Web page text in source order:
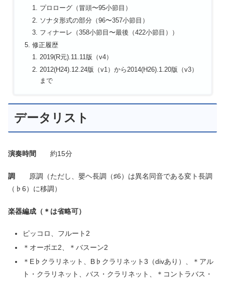
プロローグ（冒頭〜95小節目）
ソナタ形式の部分（96〜357小節目）
フィナーレ（358小節目〜最後（422小節目））
修正履歴
2019(R元).11.11版（v4）
2012(H24).12.24版（v1）から2014(H26).1.20版（v3）
まで
データリスト
演奏時間 約15分
調 原調（ただし、嬰ヘ長調（♯6）は異名同音である変ト長調
（♭6）に移調）
楽器編成（＊は省略可）
ピッコロ、フルート2
＊オーボエ2、＊バスーン2
＊E♭クラリネット、B♭クラリネット3（divあり）、＊アル
ト・クラリネット、バス・クラリネット、＊コントラバス・